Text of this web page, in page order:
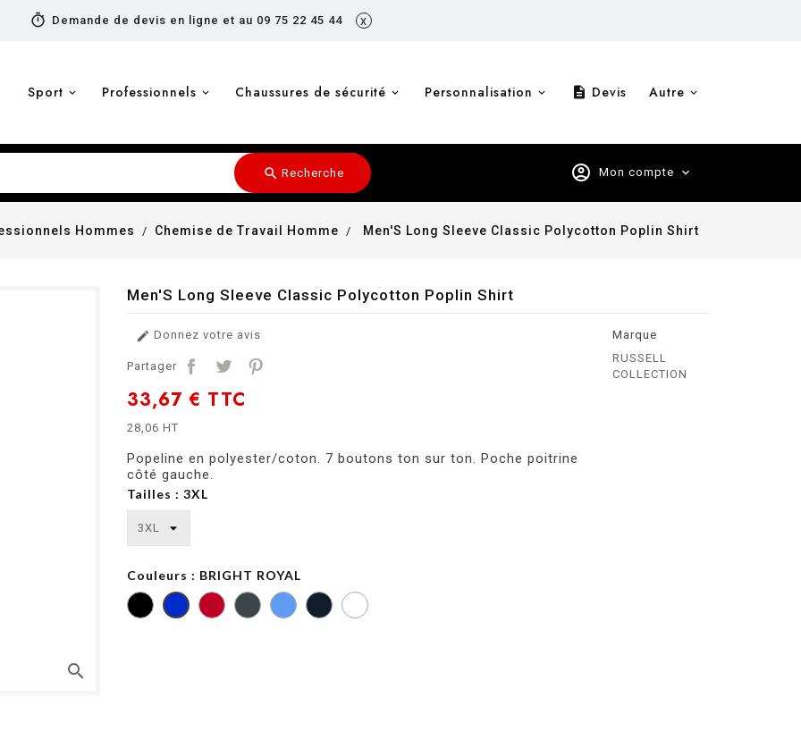
timer Demande de devis en ligne et au 09 75 22 45 44 x
Sport Professionnels Chaussures de sécurité Personnalisation description Devis Autre
account_circle Mon compte expand_more
search Recherche
Hommes Chemise de Travail Homme Men'S Long Sleeve Classic Polycotton Poplin Shirt
search
Men'S Long Sleeve Classic Polycotton Poplin Shirt
Marque
RUSSELL
COLLECTION
 Donnez votre avis
Partager
33,67 € TTC
28,06 HT
Popeline en polyester/coton. 7 boutons ton sur ton. Poche poitrine
côté gauche.
Tailles : 3XL
Couleurs : BRIGHT ROYAL